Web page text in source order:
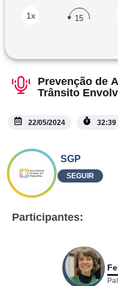
1x 15
Prevenção de
Trânsito
22/05/2024 32:39
SGP
SEGUIR
Participantes: